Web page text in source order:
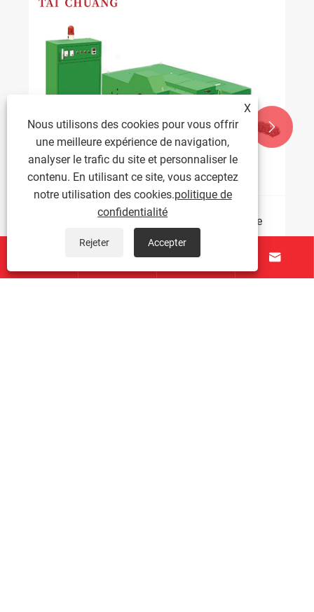
Qu'est-ce qu'un formeur d'écrous et son rôle
dans la production de fixations à haute
efficacité ?
 
 
X
Nous utilisons des cookies pour vous offrir
une meilleure expérience de navigation,
analyser le trafic du site et personnaliser le
contenu. En utilisant ce site, vous acceptez
notre utilisation des cookies.politique de
confidentialité
Rejeter Accepter